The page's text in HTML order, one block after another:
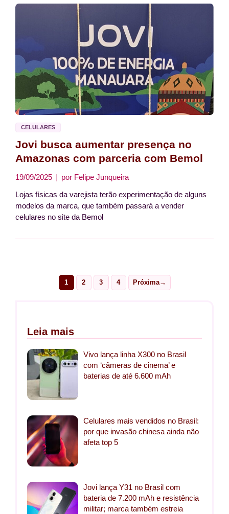
CELULARES
Jovi busca aumentar presença no
Amazonas com parceria com Bemol
19/09/2025 por Felipe Junqueira
Lojas físicas da varejista terão experimentação de alguns
modelos da marca, que também passará a vender
celulares no site da Bemol
Page
1
Page
2
Page
3
Page
4 Próxima→
Leia mais
Vivo lança linha X300 no Brasil
com ‘câmeras de cinema’ e
baterias de até 6.600 mAh
Celulares mais vendidos no Brasil:
por que invasão chinesa ainda não
afeta top 5
Jovi lança Y31 no Brasil com
bateria de 7.200 mAh e resistência
militar; marca também estreia